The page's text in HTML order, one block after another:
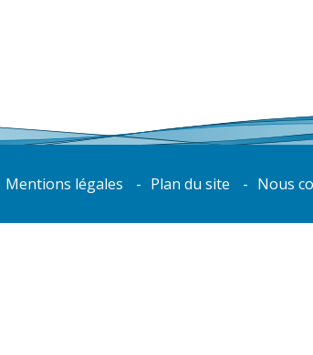
Mentions légales Plan du site Nous